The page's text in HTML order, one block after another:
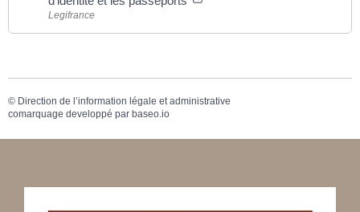
Legifrance
© Direction de l’information légale et administrative
comarquage developpé par baseo.io